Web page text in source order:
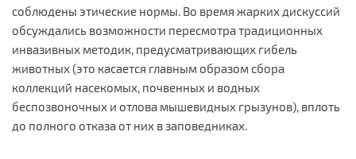
соблюдены этические нормы. Во время жарких дискуссий
обсуждались возможности пересмотра традиционных
инвазивных методик, предусматривающих гибель
животных (это касается главным образом сбора
коллекций насекомых, почвенных и водных
беспозвоночных и отлова мышевидных грызунов), вплоть
до полного отказа от них в заповедниках.